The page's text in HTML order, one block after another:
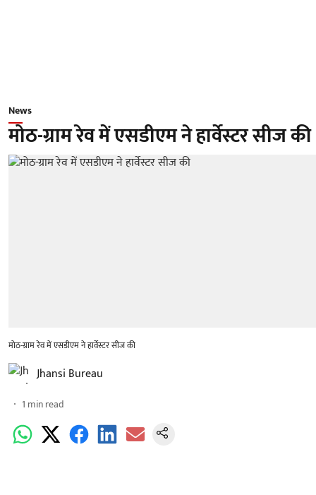
News
मोठ-ग्राम रेव में एसडीएम ने हार्वेस्टर सीज की
मोठ-ग्राम रेव में एसडीएम ने हार्वेस्टर सीज की
Jhansi Bureau
1 min read